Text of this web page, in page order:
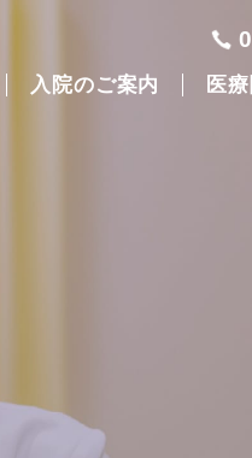
入院のご案内 医